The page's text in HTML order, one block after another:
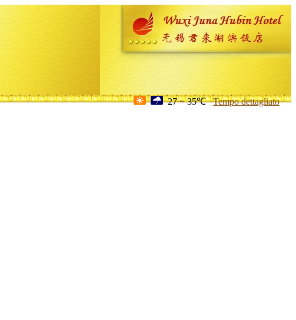
27 ~ 35℃ Tempo dettagliato